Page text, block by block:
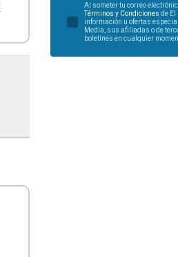
Al someter tu correo
Términos y Condiciones de El
información u ofertas
Media, sus afiliadas o de
boletines en cualquier